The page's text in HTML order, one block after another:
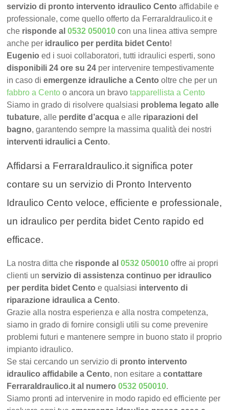
servizio di pronto intervento idraulico Centoaffidabile e
professionale, come quello offerto da FerraraIdraulico.it e
che risponde al0532 050010 con una linea attiva sempre
anche per idraulico per perdita bidet Cento!
Eugenio ed i suoi collaboratori, tutti idraulici esperti, sono
disponibili 24 ore su 24 per intervenire tempestivamente
in caso diemergenze idrauliche a Centooltre che per un
fabbro a Cento o ancora un bravotapparellista a Cento
Siamo in grado di risolvere qualsiasi problema legato alle
tubature, alle perdite d’acqua e alle riparazioni del
bagno, garantendo sempre la massima qualità dei nostri
interventi idraulici a Cento.
Affidarsi a FerraraIdraulico.it significa poter
contare su un servizio di Pronto Intervento
Idraulico Cento veloce, efficiente e professionale,
un idraulico per perdita bidet Cento rapido ed
efficace.
La nostra ditta che risponde al0532 050010 offre ai propri
clienti unservizio di assistenza continuo per idraulico
per perdita bidet Cento e qualsiasi intervento di
riparazione idraulica a Cento.
Grazie alla nostra esperienza e alla nostra competenza,
siamo in grado di fornire consigli utili su come prevenire
problemi futuri e mantenere sempre in buono stato il proprio
impianto idraulico.
Se stai cercando un servizio di pronto intervento
idraulico affidabile a Cento, non esitare acontattare
FerraraIdraulico.it al numero0532 050010.
Siamo pronti ad intervenire in modo rapido ed efficiente per